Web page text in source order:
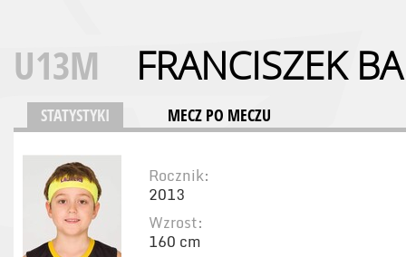
U13M FRANCISZEK
STATYSTYKI MECZ PO MECZU
Rocznik:
2013
Wzrost:
160 cm